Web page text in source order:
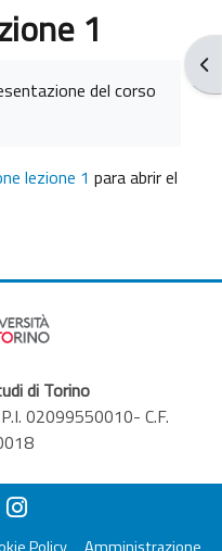
1
del corso
lezione 1 para abrir el
di Torino
02099550010- C.F.
Policy Amministrazione